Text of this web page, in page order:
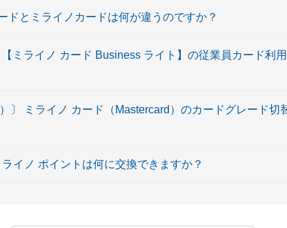
ドとミライノカードは何が違うのですか？
ミライノ カード Business ライト】の従業員カード利
〕 ミライノ カード（Mastercard）のカードグレード切
イノ ポイントは何に交換できますか？